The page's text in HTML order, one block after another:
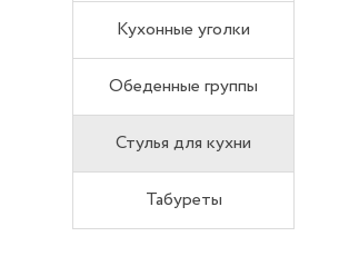
Кухонные уголки
Обеденные группы
Стулья для кухни
Табуреты